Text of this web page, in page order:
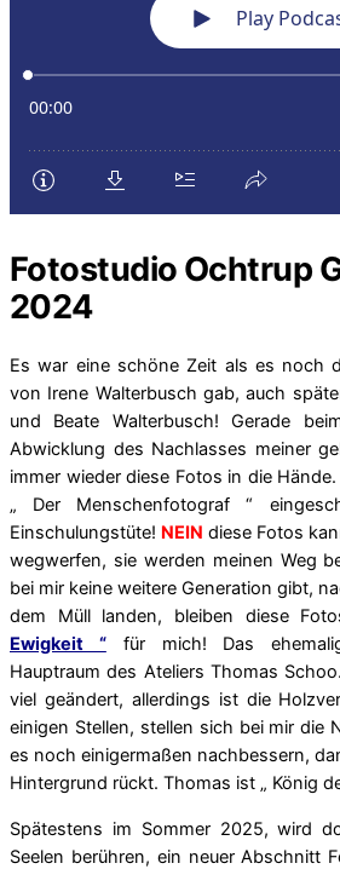
Fotostudio Ochtrup
2024
Es war eine schöne Zeit als es noch
von Irene Walterbusch gab, auch
und Beate Walterbusch! Gerade
Abwicklung des Nachlasses meiner
immer wieder diese Fotos in die
„ Der Menschenfotograf “
Einschulungstüte! NEIN diese Fotos
wegwerfen, sie werden meinen Weg
bei mir keine weitere Generation gibt,
dem Müll landen, bleiben diese
Ewigkeit “für mich! Das
Hauptraum des Ateliers Thomas
viel geändert, allerdings ist die
einigen Stellen, stellen sich bei mir die
es noch einigermaßen nachbessern,
Hintergrund rückt. Thomas ist „ König
Spätestens im Sommer 2025, wird
Seelen berühren, ein neuer Abschnitt